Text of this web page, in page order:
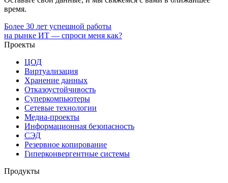
время.
Более 30 лет успешной работы
на рынке ИТ — спроси меня как?
Проекты
ЦОД
Виртуализация
Хранение данных
Отказоустойчивость
Суперкомпьютеры
Сетевые технологии
Медиа-проекты
Информационная безопасность
СЭД
Резервное копирование
Гиперконвергентные системы
Продукты